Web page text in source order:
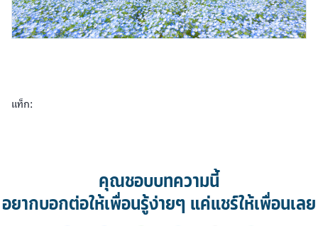
แท็ก:
คุณชอบบทความนี้
อยากบอกต่อให้เพื่อนรู้ง่ายๆ แค่แชร์ให้เพื่อนเลย